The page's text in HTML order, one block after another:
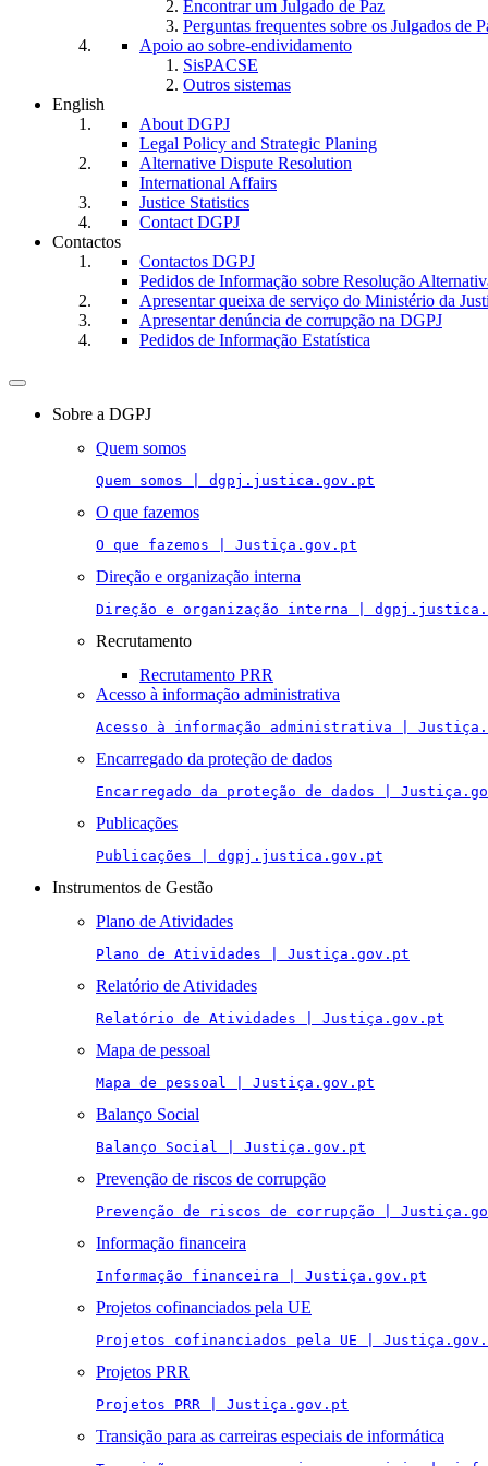
Encontrar um Julgado de Paz
Perguntas frequentes sobre os Julgados de
Apoio ao sobre-endividamento
SisPACSE
Outros sistemas
English
About DGPJ
Legal Policy and Strategic Planing
Alternative Dispute Resolution
International Affairs
Justice Statistics
Contact DGPJ
Contactos
Contactos DGPJ
Pedidos de Informação sobre Resolução
Apresentar queixa de serviço do Ministério da
Apresentar denúncia de corrupção na DGPJ
Pedidos de Informação Estatística
Toggle
navigationSobre a DGPJ
Quem somos
Quem somos | dgpj.justica.gov.pt
O que fazemos
O que fazemos | Justiça.gov.pt
Direção e organização interna
Direção e organização interna |
Recrutamento
Recrutamento PRR
Acesso à informação administrativa
Acesso à informação administrativa |
Encarregado da proteção de dados
Encarregado da proteção de dados |
Publicações
Publicações | dgpj.justica.gov.pt
Instrumentos de Gestão
Plano de Atividades
Plano de Atividades | Justiça.gov.pt
Relatório de Atividades
Relatório de Atividades | Justiça.gov.pt
Mapa de pessoal
Mapa de pessoal | Justiça.gov.pt
Balanço Social
Balanço Social | Justiça.gov.pt
Prevenção de riscos de corrupção
Prevenção de riscos de corrupção |
Informação financeira
Informação financeira | Justiça.gov.pt
Projetos cofinanciados pela UE
Projetos cofinanciados pela UE |
Projetos PRR
Projetos PRR | Justiça.gov.pt
Transição para as carreiras especiais de informática